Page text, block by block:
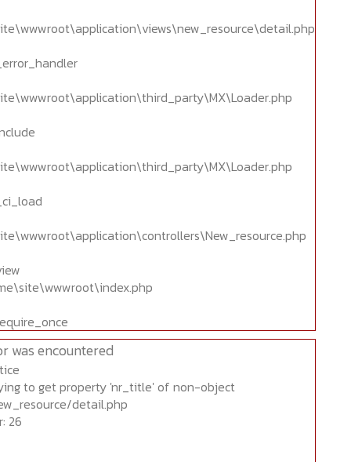
was encountered
to get property 'nr_title' of non-object
detail.php
26